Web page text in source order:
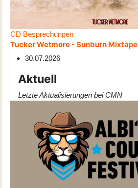
CD Besprechungen
Tucker Wetmore - Sunburn Mixtape
30.07.2026
Aktuell
Letzte Aktualisierungen bei CMN